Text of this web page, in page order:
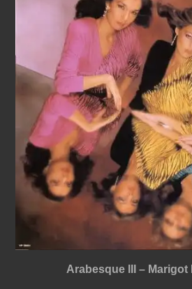
Arabesque III – Marigot